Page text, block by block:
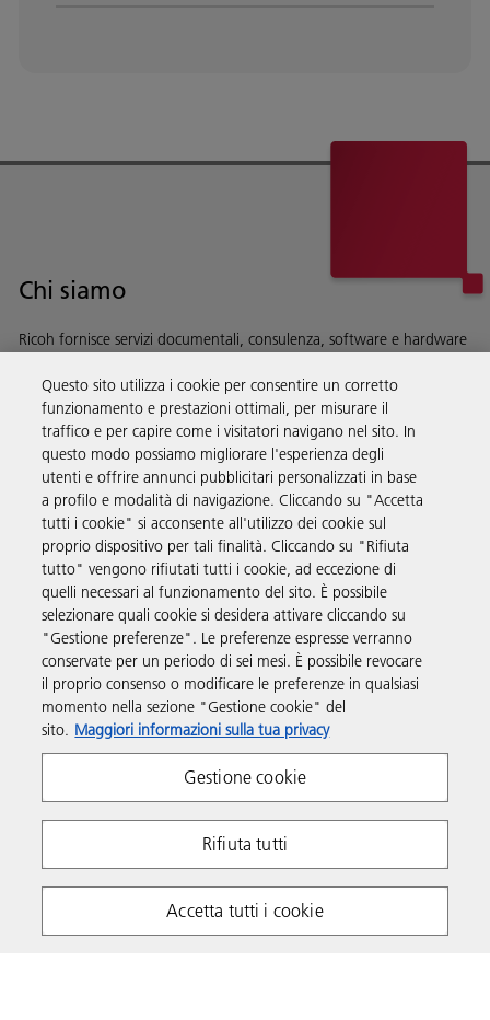
Chi siamo
Ricoh fornisce servizi documentali, consulenza, software e hardware
Scopri di più su chi siamo e sulla nostra storia
Soluzioni
Prodotti e servizi
Supporto
Informazioni aggiuntive
Seguici sui social
Questo sito utilizza i cookie per consentire un corretto
funzionamento e prestazioni ottimali, per misurare il
traffico e per capire come i visitatori navigano nel sito. In
questo modo possiamo migliorare l'esperienza degli
utenti e offrire annunci pubblicitari personalizzati in base
a profilo e modalità di navigazione. Cliccando su "Accetta
tutti i cookie" si acconsente all'utilizzo dei cookie sul
proprio dispositivo per tali finalità. Cliccando su "Rifiuta
tutto" vengono rifiutati tutti i cookie, ad eccezione di
quelli necessari al funzionamento del sito. È possibile
selezionare quali cookie si desidera attivare cliccando su
"Gestione preferenze". Le preferenze espresse verranno
conservate per un periodo di sei mesi. È possibile revocare
il proprio consenso o modificare le preferenze in qualsiasi
momento nella sezione "Gestione cookie" del
sito. Maggiori informazioni sulla tua privacy
Gestione cookie
Rifiuta tutti
Accetta tutti i cookie